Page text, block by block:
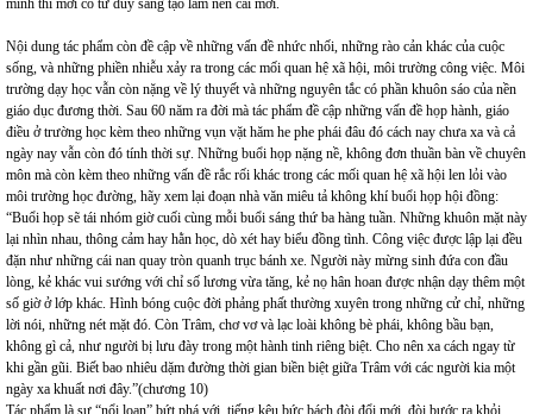
mình thì mới có tư duy sáng tạo làm nên cái mới.
Nội dung tác phẩm còn đề cập về những vấn đề nhức nhối, những rào cản khác của cuộc
sống, và những phiền nhiễu xảy ra trong các mối quan hệ xã hội, môi trường công việc. Môi
trường dạy học vẫn còn nặng về lý thuyết và những nguyên tắc có phần khuôn sáo của nền
giáo dục đương thời. Sau 60 năm ra đời mà tác phẩm đề cập những vấn đề họp hành, giáo
điều ở trường học kèm theo những vụn vặt hăm he phe phái đâu đó cách nay chưa xa và cả
ngày nay vẫn còn đó tính thời sự. Những buổi họp nặng nề, không đơn thuần bàn về chuyên
môn mà còn kèm theo những vấn đề rắc rối khác trong các mối quan hệ xã hội len lỏi vào
môi trường học đường, hãy xem lại đoạn nhà văn miêu tả không khí buổi họp hội đồng:
“Buổi họp sẽ tái nhóm giờ cuối cùng mỗi buổi sáng thứ ba hàng tuần. Những khuôn mặt này
lại nhìn nhau, thông cảm hay hằn học, dò xét hay biểu đồng tình. Công việc được lập lại đều
đặn như những cái nan quay tròn quanh trục bánh xe. Người này mừng sinh đứa con đầu
lòng, kẻ khác vui sướng với chỉ số lương vừa tăng, kẻ nọ hân hoan được nhận dạy thêm một
số giờ ở lớp khác. Hình bóng cuộc đời phảng phất thường xuyên trong những cử chỉ, những
lời nói, những nét mặt đó. Còn Trâm, chơ vơ và lạc loài không bè phái, không bầu bạn,
không gì cả, như người bị lưu đày trong một hành tinh riêng biệt. Cho nên xa cách ngay từ
khi gần gũi. Biết bao nhiêu dặm đường thời gian biền biệt giữa Trâm với các người kia một
ngày xa khuất nơi đây.”(chương 10)